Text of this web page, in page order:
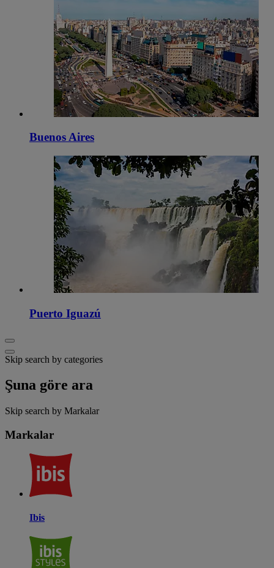
Buenos Aires
Puerto Iguazú
Skip search by categories
Şuna göre ara
Skip search by Markalar
Markalar
Ibis